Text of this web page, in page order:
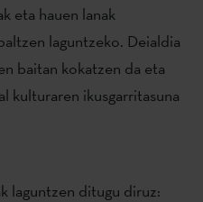
eta hauen lanak
laguntzeko. Deialdia
baitan kokatzen da eta
kulturaren ikusgarritasuna
laguntzen ditugu diruz: